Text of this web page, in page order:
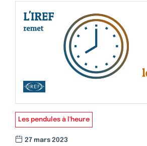
Les pendules à l'heure
27 mars 2023